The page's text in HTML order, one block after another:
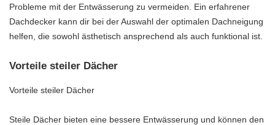
Probleme mit der Entwässerung zu vermeiden. Ein erfahrener
Dachdecker kann dir bei der Auswahl der optimalen Dachneigung
helfen, die sowohl ästhetisch ansprechend als auch funktional ist.
Vorteile steiler Dächer
Vorteile steiler Dächer
Steile Dächer bieten eine bessere Entwässerung und können den